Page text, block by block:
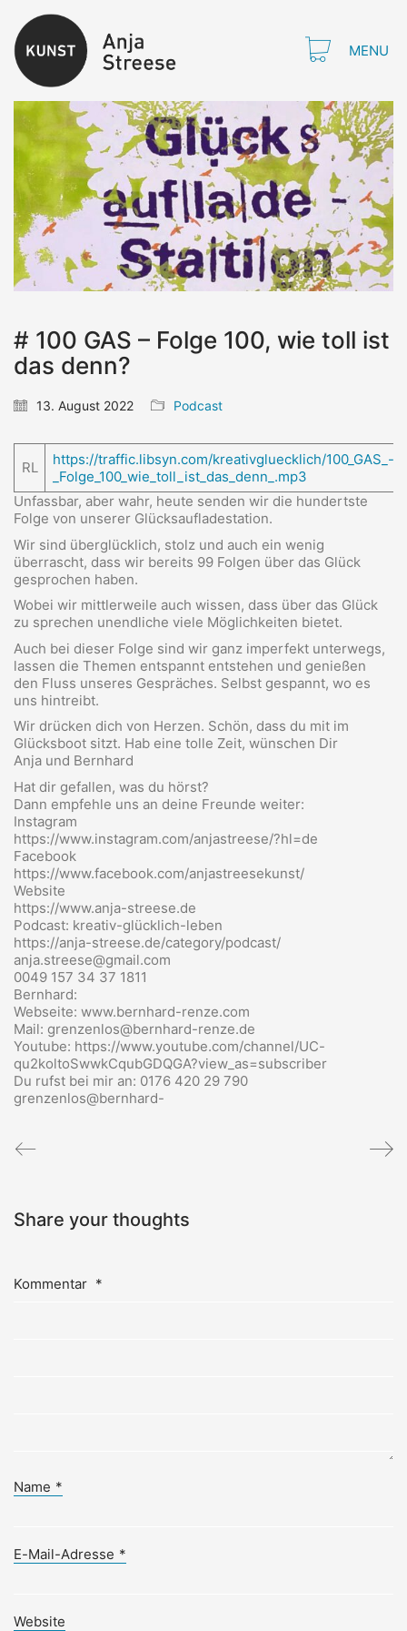
MENU
# 100 GAS – Folge 100, wie toll ist
das denn?
13. August 2022 Podcast
RL
https://traffic.libsyn.com/kreativgluecklich/100_GAS_-
_Folge_100_wie_toll_ist_das_denn_.mp3
Unfassbar, aber wahr, heute senden wir die hundertste
Folge von unserer Glücksaufladestation.
Wir sind überglücklich, stolz und auch ein wenig
überrascht, dass wir bereits 99 Folgen über das Glück
gesprochen haben.
Wobei wir mittlerweile auch wissen, dass über das Glück
zu sprechen unendliche viele Möglichkeiten bietet.
Auch bei dieser Folge sind wir ganz imperfekt unterwegs,
lassen die Themen entspannt entstehen und genießen
den Fluss unseres Gespräches. Selbst gespannt, wo es
uns hintreibt.
Wir drücken dich von Herzen. Schön, dass du mit im
Glücksboot sitzt. Hab eine tolle Zeit, wünschen Dir
Anja und Bernhard
Hat dir gefallen, was du hörst?
Dann empfehle uns an deine Freunde weiter:
Instagram
https://www.instagram.com/anjastreese/?hl=de
Facebook
https://www.facebook.com/anjastreesekunst/
Website
https://www.anja-streese.de
Podcast: kreativ-glücklich-leben
https://anja-streese.de/category/podcast/
anja.streese@gmail.com
0049 157 34 37 1811
Bernhard:
Webseite: www.bernhard-renze.com
Mail: grenzenlos@bernhard-renze.de
Youtube: https://www.youtube.com/channel/UC-
qu2koltoSwwkCqubGDQGA?view_as=subscriber
Du rufst bei mir an: 0176 420 29 790
grenzenlos@bernhard-
Share your thoughts
Kommentar *
Name *
E-Mail-Adresse *
Website